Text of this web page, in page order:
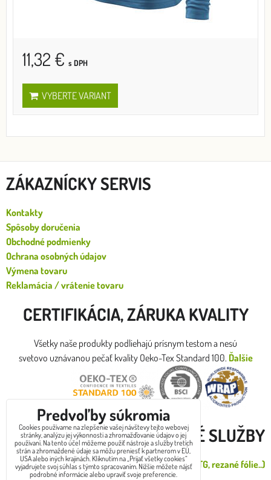
11,32 € s DPH
VYBERTE VARIANT
ZÁKAZNÍCKY SERVIS
Kontakty
Spôsoby doručenia
Obchodné podmienky
Ochrana osobných údajov
Výmena tovaru
Reklamácia / vrátenie tovaru
CERTIFIKÁCIA, ZÁRUKA KVALITY
Všetky naše produkty podliehajú prísnym testom a nesú
svetovo uznávanou pečať kvality Oeko-Tex Standard 100. Ďalšie
certifikáty
DOPLNKOVÉ SLUŽBY
Malá zákazková potlač od 1 do 30ks (DTG, rezané fólie..)
Predvoľby súkromia
Cookies používame na zlepšenie vašej návštevy tejto webovej
stránky, analýzu jej výkonnosti a zhromažďovanie údajov o jej
používaní. Na tento účel môžeme použiť nástroje a služby tretích
strán a zhromaždené údaje sa môžu preniesť k partnerom v EÚ,
USA alebo iných krajinách. Kliknutím na „Prijať všetky cookies“
vyjadrujete svoj súhlas s týmto spracovaním. Nižšie môžete nájsť
podrobné informácie alebo upraviť svoje preferencie.